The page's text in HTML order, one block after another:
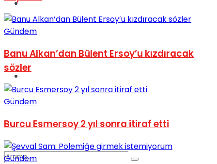
Spor
Gündem
Banu Alkan’dan Bülent Ersoy’u kızdıracak
sözler
Gündem
Burcu Esmersoy 2 yıl sonra itiraf etti
Gündem